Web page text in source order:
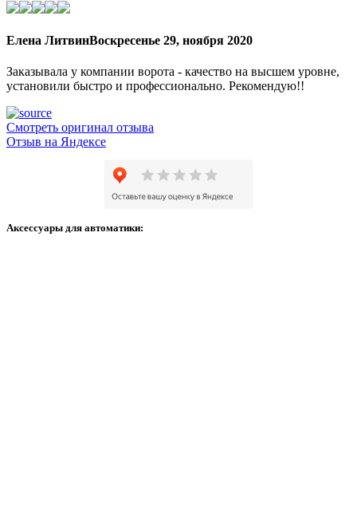
Елена ЛитвинВоскресенье 29, ноября 2020
Заказывала у компании ворота - качество на высшем уровне,
установили быстро и профессионально. Рекомендую!!
Смотреть оригинал отзыва
Отзыв на Яндексе
Аксессуары для автоматики: